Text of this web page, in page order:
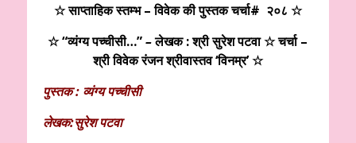
☆साप्ताहिक स्तम्भ – विवेक की पुस्तक चर्चा# २०८ ☆
☆ “व्यंग्य पच्चीसी…”–लेखक : श्री सुरेश पटवा ☆ चर्चा –
श्री विवेक रंजन श्रीवास्तव ‘विनम्र’ ☆
पुस्तक : व्यंग्य पच्चीसी
लेखक:सुरेश पटवा